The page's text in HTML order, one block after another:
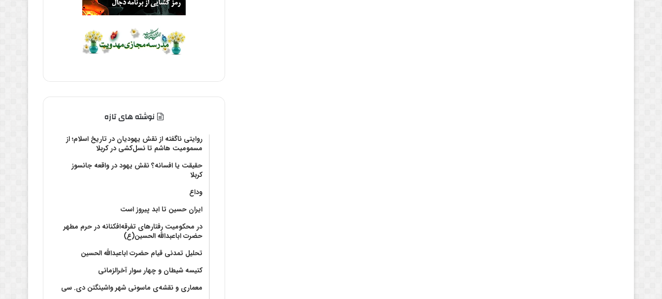
نوشته های تازه
روایتی ناگفته از نقش یهودیان در تاریخ اسلام؛ از
مسمومیت هاشم تا نسل‌کشی در کربلا
حقیقت یا افسانه؟‌ نقش یهود در واقعه جانسوز
کربلا
وداع
ایران حسین تا ابد پیروز است
در محکومیت رفتارهای تفرقه‌افکنانه در حرم مطهر
حضرت اباعبدالله الحسین(ع)
تحلیل تمدنی قیام حضرت اباعبدالله الحسین
کنیسه شیطان و چهار سوار آخرالزمانی
معماری و نقشه‌ی ماسونی شهر واشينگتن دی. سی